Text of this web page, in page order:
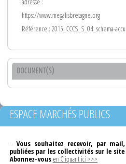
https://www.megalisbretagne.org
Référence : 2015_CCCS_S_04_schema-
DOCUMENT(S)
ESPACE MARCHÉS PUBLICS
– Vous souhaitez recevoir, par
publiées par les collectivités sur le site
Abonnez-vous en Cliquant ici >>>